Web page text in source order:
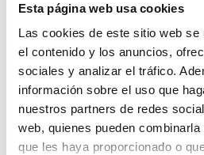
Esta página web usa cookies
Las cookies de este sitio web se
el contenido y los anuncios,
sociales y analizar el tráfico.
información sobre el uso que
nuestros partners de redes
web, quienes pueden
que les haya proporcionado o